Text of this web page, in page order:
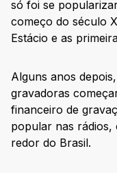
só foi se
começo do século
Estácio e as
Alguns anos
gravadoras
financeiro de
popular nas rádios,
redor do Brasil.